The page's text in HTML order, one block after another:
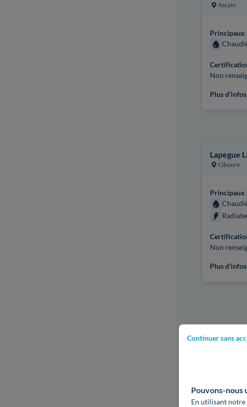
Continuer sans
Pouvons-nous
En utilisant notre
Ascain
Principaux
Non
Plus
Lapegue
Ciboure
Principaux
Non
Plus